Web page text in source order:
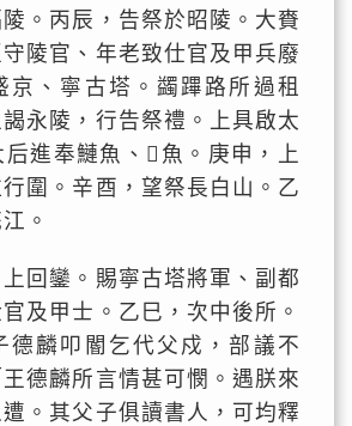
。丙辰，告祭於昭陵。大賚
陵官、年老致仕官及甲兵廢
京、寧古塔。蠲蹕路所過租
永陵，行告祭禮。上具啟太
進奉鰱魚、𩺀魚。庚申，上
圍。辛酉，望祭長白山。乙
。
回鑾。賜寧古塔將軍、副都
及甲士。乙巳，次中後所。
德麟叩閽乞代父戍，部議不
德麟所言情甚可憫。遇朕來
。其父子俱讀書人，可均釋